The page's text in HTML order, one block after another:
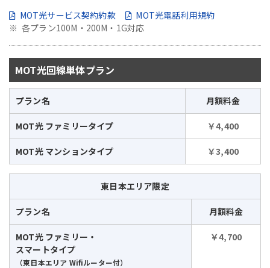
MOT光サービス契約約款
MOT光電話利用規約
各プラン100M・200M・1G対応
MOT光回線単体プラン
プラン名 月額料金
MOT光 ファミリータイプ ￥4,400
MOT光 マンションタイプ ￥3,400
東日本エリア限定
プラン名 月額料金
MOT光 ファミリー・
スマートタイプ
（東日本エリア Wifiルーター付）
￥4,700